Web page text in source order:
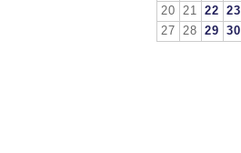
20
21 22 23
27
28 29 30